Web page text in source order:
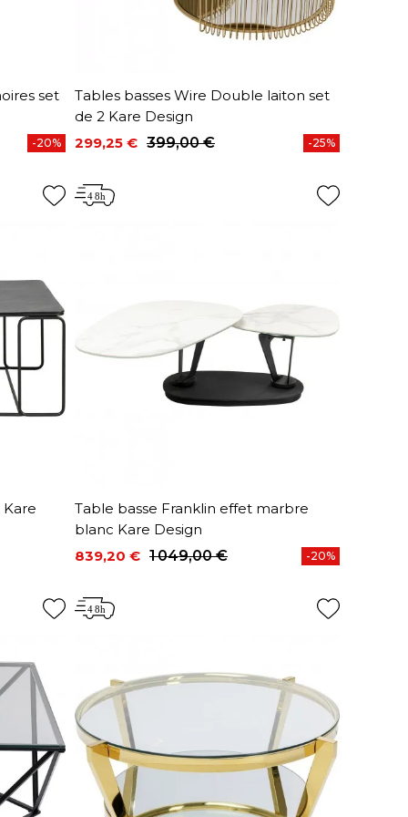
set
-20%
Tables basses Wire Double laiton set
de 2 Kare Design
Prix
299,25 €
Prix de base399,00 € -25%
Kare
Table basse Franklin effet marbre
blanc Kare Design
Prix
839,20 €
Prix de base1 049,00 € -20%